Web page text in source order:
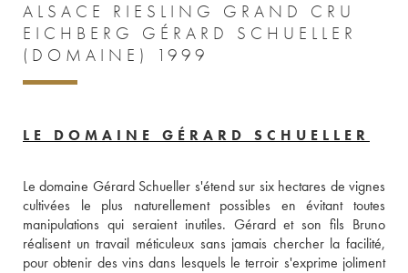
ALSACE RIESLING GRAND CRU
EICHBERG GÉRARD SCHUELLER
(DOMAINE) 1999
LE DOMAINE GÉRARD SCHUELLER
Le domaine Gérard Schueller s'étend sur six hectares de vignes
cultivées le plus naturellement possibles en évitant toutes
manipulations qui seraient inutiles. Gérard et son fils Bruno
réalisent un travail méticuleux sans jamais chercher la facilité,
pour obtenir des vins dans lesquels le terroir s'exprime joliment